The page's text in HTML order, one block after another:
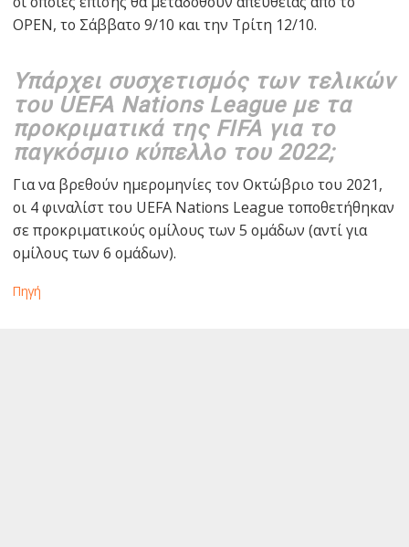
OPEN, το Σάββατο 9/10 και την Τρίτη 12/10.
Υπάρχει συσχετισμός των τελικών
του UEFA Nations League με τα
προκριματικά της FIFA για το
παγκόσμιο κύπελλο του 2022;
Για να βρεθούν ημερομηνίες τον Οκτώβριο του 2021,
οι 4 φιναλίστ του UEFA Nations League τοποθετήθηκαν
σε προκριματικούς ομίλους των 5 ομάδων (αντί για
ομίλους των 6 ομάδων).
Πηγή